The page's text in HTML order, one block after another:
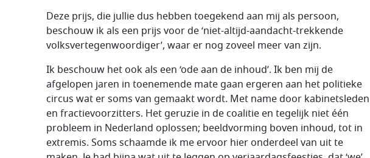
Deze prijs, die jullie dus hebben toegekend aan mij als persoon,
beschouw ik als een prijs voor de ‘niet-altijd-aandacht-trekkende
volksvertegenwoordiger’, waar er nog zoveel meer van zijn.
Ik beschouw het ook als een ‘ode aan de inhoud’. Ik ben mij de
afgelopen jaren in toenemende mate gaan ergeren aan het politieke
circus wat er soms van gemaakt wordt. Met name door kabinetsleden
en fractievoorzitters. Het geruzie in de coalitie en tegelijk niet één
probleem in Nederland oplossen; beeldvorming boven inhoud, tot in
extremis. Soms schaamde ik me ervoor hier onderdeel van uit te